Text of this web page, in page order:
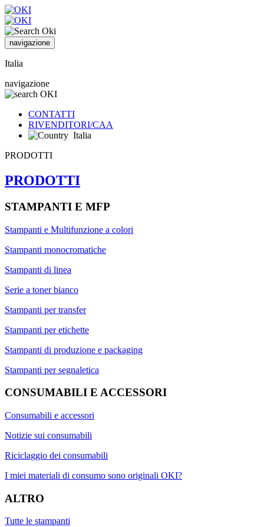
navigazione
Italia
navigazione
CONTATTI
RIVENDITORI/CAA
Italia
PRODOTTI
PRODOTTI
STAMPANTI E MFP
Stampanti e Multifunzione a colori
Stampanti monocromatiche
Stampanti di linea
Serie a toner bianco
Stampanti per transfer
Stampanti per etichette
Stampanti di produzione e packaging
Stampanti per segnaletica
CONSUMABILI E ACCESSORI
Consumabili e accessori
Notizie sui consumabili
Riciclaggio dei consumabili
I miei materiali di consumo sono originali OKI?
ALTRO
Tutte le stampanti